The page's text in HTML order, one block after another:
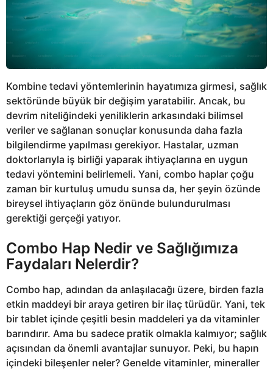
Kombine tedavi yöntemlerinin hayatımıza girmesi, sağlık
sektöründe büyük bir değişim yaratabilir. Ancak, bu
devrim niteliğindeki yeniliklerin arkasındaki bilimsel
veriler ve sağlanan sonuçlar konusunda daha fazla
bilgilendirme yapılması gerekiyor. Hastalar, uzman
doktorlarıyla iş birliği yaparak ihtiyaçlarına en uygun
tedavi yöntemini belirlemeli. Yani, combo haplar çoğu
zaman bir kurtuluş umudu sunsa da, her şeyin özünde
bireysel ihtiyaçların göz önünde bulundurulması
gerektiği gerçeği yatıyor.
Combo Hap Nedir ve Sağlığımıza
Faydaları Nelerdir?
Combo hap, adından da anlaşılacağı üzere, birden fazla
etkin maddeyi bir araya getiren bir ilaç türüdür. Yani, tek
bir tablet içinde çeşitli besin maddeleri ya da vitaminler
barındırır. Ama bu sadece pratik olmakla kalmıyor; sağlık
açısından da önemli avantajlar sunuyor. Peki, bu hapın
içindeki bileşenler neler? Genelde vitaminler, mineraller